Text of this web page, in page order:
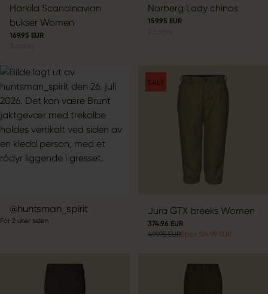
Härkila Scandinavian
bukser Women
169.95 EUR
Norberg Lady chinos
159.95 EUR
Innlegg
publisert
huntsman_spirit
For 2 uker siden
SALE
Jura GTX breeks Women
374.96 EUR
499.95 EURSpar 124.99 EUR